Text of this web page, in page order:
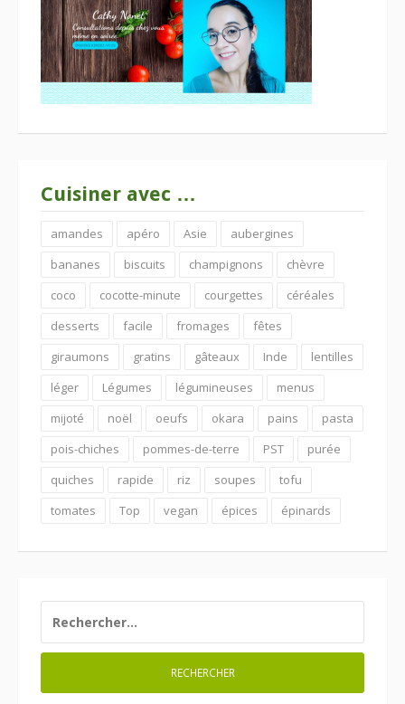
Cuisiner avec …
amandes apéro Asie
aubergines
bananes
biscuits champignons
chèvre
coco
cocotte-minute courgettes
céréales
desserts
facile fromages
fêtes
giraumons
gratins gâteaux Inde
lentilles
léger
Légumes légumineuses
menus
mijoté
noël oeufs okara pains
pasta
pois-chiches
pommes-de-terre PST
purée
quiches
rapide riz soupes
tofu
tomates
Top vegan épices épinards